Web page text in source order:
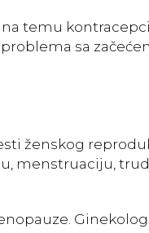
temu
sa
ženskog
menstruaciju,